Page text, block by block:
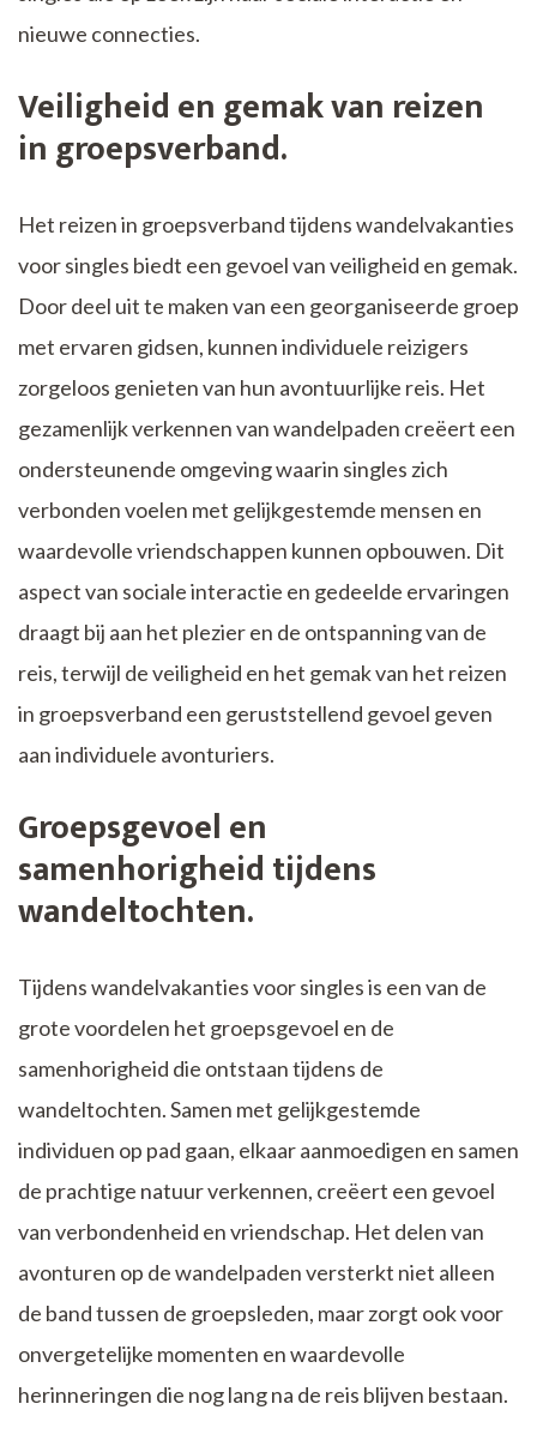
nieuwe connecties.
Veiligheid en gemak van reizen
in groepsverband.
Het reizen in groepsverband tijdens wandelvakanties
voor singles biedt een gevoel van veiligheid en gemak.
Door deel uit te maken van een georganiseerde groep
met ervaren gidsen, kunnen individuele reizigers
zorgeloos genieten van hun avontuurlijke reis. Het
gezamenlijk verkennen van wandelpaden creëert een
ondersteunende omgeving waarin singles zich
verbonden voelen met gelijkgestemde mensen en
waardevolle vriendschappen kunnen opbouwen. Dit
aspect van sociale interactie en gedeelde ervaringen
draagt bij aan het plezier en de ontspanning van de
reis, terwijl de veiligheid en het gemak van het reizen
in groepsverband een geruststellend gevoel geven
aan individuele avonturiers.
Groepsgevoel en
samenhorigheid tijdens
wandeltochten.
Tijdens wandelvakanties voor singles is een van de
grote voordelen het groepsgevoel en de
samenhorigheid die ontstaan tijdens de
wandeltochten. Samen met gelijkgestemde
individuen op pad gaan, elkaar aanmoedigen en samen
de prachtige natuur verkennen, creëert een gevoel
van verbondenheid en vriendschap. Het delen van
avonturen op de wandelpaden versterkt niet alleen
de band tussen de groepsleden, maar zorgt ook voor
onvergetelijke momenten en waardevolle
herinneringen die nog lang na de reis blijven bestaan.